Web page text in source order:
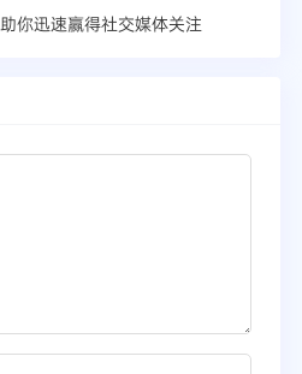
你迅速赢得社交媒体关注